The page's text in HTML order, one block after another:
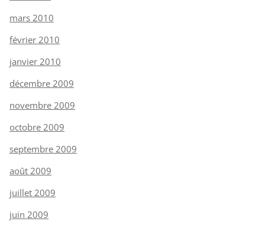
mars 2010
février 2010
janvier 2010
décembre 2009
novembre 2009
octobre 2009
septembre 2009
août 2009
juillet 2009
juin 2009